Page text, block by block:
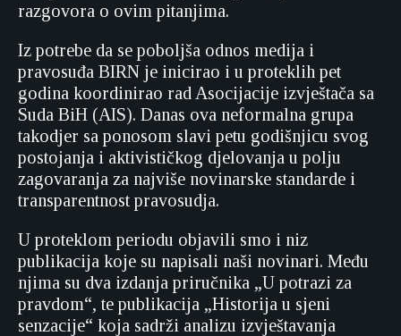
razgovora o ovim pitanjima.
Iz potrebe da se poboljša odnos medija i
pravosuđa BIRN je inicirao i u proteklih pet
godina koordinirao rad Asocijacije izvještača sa
Suda BiH (AIS). Danas ova neformalna grupa
takodjer sa ponosom slavi petu godišnjicu svog
postojanja i aktivističkog djelovanja u polju
zagovaranja za najviše novinarske standarde i
transparentnost pravosudja.
U proteklom periodu objavili smo i niz
publikacija koje su napisali naši novinari. Među
njima su dva izdanja priručnika „U potrazi za
pravdom“, te publikacija „Historija u sjeni
senzacije“ koja sadrži analizu izvještavanja